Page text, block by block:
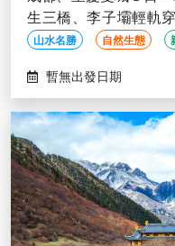
生三橋、李子壩輕軌
化參訪)
山水名勝 自然生態
暫無出發日期